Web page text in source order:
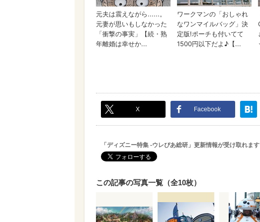
X Facebook
「ディズニー特集 -ウレぴあ総研」更新情報が受け取れます
この記事の写真一覧（全10枚）